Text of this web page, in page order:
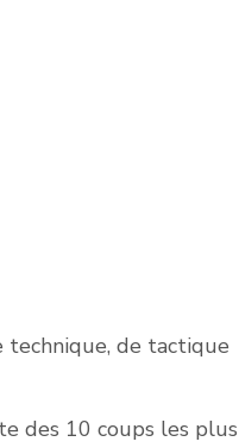
technique, de tactique
des 10 coups les plus